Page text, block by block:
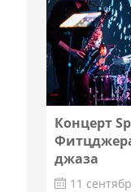
Концерт
джаза
11